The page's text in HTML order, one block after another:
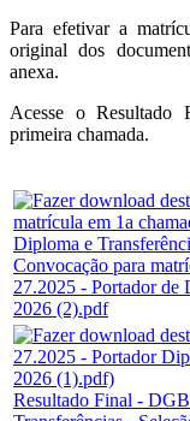
Para efetivar a
original dos
anexa.
Acesse o Resultado
primeira chamada.
Convocação para
27.2025 - Portador de
2026 (2).pdf
Resultado Final -